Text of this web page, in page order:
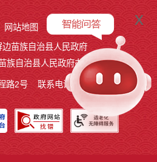
网站地图
边苗族自治县人民政府
族自治县人民政府办公室
路2号 联系电话:0873-3221803
x